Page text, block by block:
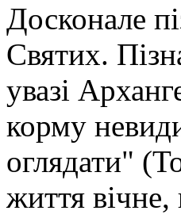
Досконале
Святих.
увазі
корму
оглядати"
життя